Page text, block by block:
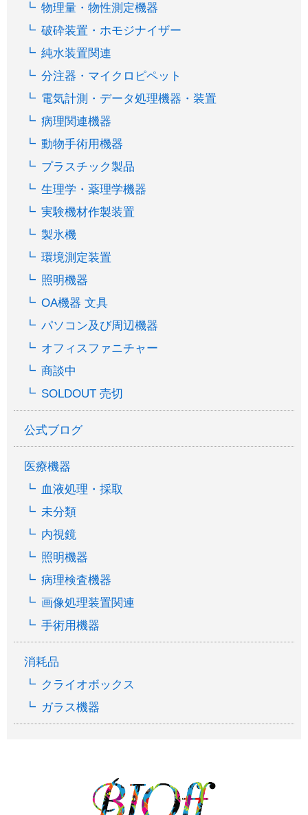
物理量・物性測定機器
破砕装置・ホモジナイザー
純水装置関連
分注器・マイクロピペット
電気計測・データ処理機器・装置
病理関連機器
動物手術用機器
プラスチック製品
生理学・薬理学機器
実験機材作製装置
製氷機
環境測定装置
照明機器
OA機器 文具
パソコン及び周辺機器
オフィスファニチャー
商談中
SOLDOUT 売切
公式ブログ
医療機器
血液処理・採取
未分類
内視鏡
照明機器
病理検査機器
画像処理装置関連
手術用機器
消耗品
クライオボックス
ガラス機器